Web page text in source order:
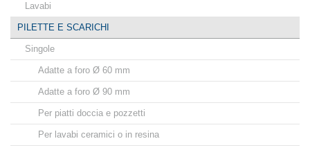
Lavabi
PILETTE E SCARICHI
Singole
Adatte a foro Ø 60 mm
Adatte a foro Ø 90 mm
Per piatti doccia e pozzetti
Per lavabi ceramici o in resina